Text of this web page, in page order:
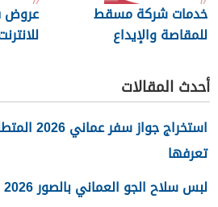
خدمات شركة مسقط
للمقاصة والإيداع
عروض
أحدث المقالات
استخراج
تعرفها
لبس سلاح الجو العماني بالصور 2026